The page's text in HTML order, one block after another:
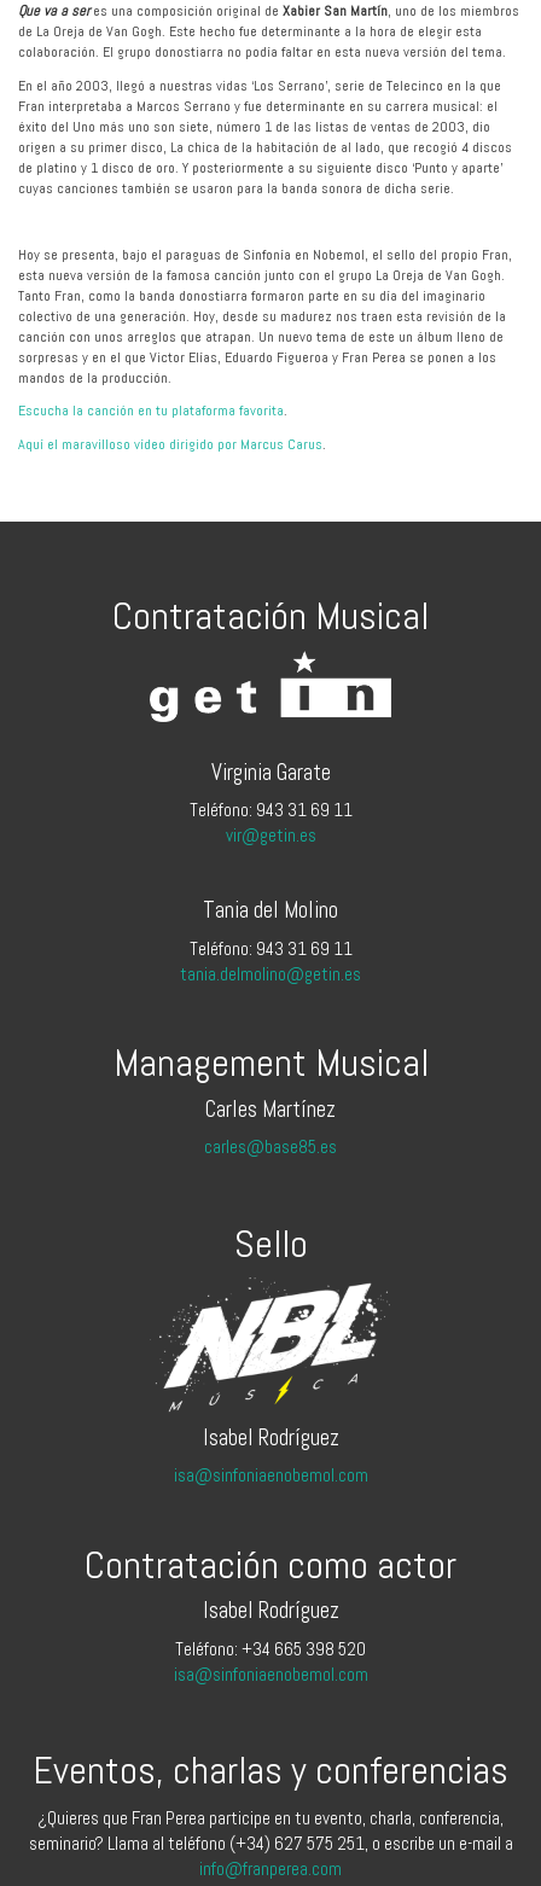
Que va a seres una composición original de Xabier San Martín, uno de los miembros
de La Oreja de Van Gogh. Este hecho fue determinante a la hora de elegir esta
colaboración. El grupo donostiarra no podía faltar en esta nueva versión del tema.
En el año 2003, llegó a nuestras vidas ‘Los Serrano’, serie de Telecinco en la que
Fran interpretaba a Marcos Serrano y fue determinante en su carrera musical: el
éxito del Uno más uno son siete, número 1 de las listas de ventas de 2003, dio
origen a su primer disco, La chica de la habitación de al lado, que recogió 4 discos
de platino y 1 disco de oro. Y posteriormente a su siguiente disco ‘Punto y aparte’
cuyas canciones también se usaron para la banda sonora de dicha serie.
Hoy se presenta, bajo el paraguas de Sinfonía en Nobemol, el sello del propio Fran,
esta nueva versión de la famosa canción junto con el grupo La Oreja de Van Gogh.
Tanto Fran, como la banda donostiarra formaron parte en su día del imaginario
colectivo de una generación. Hoy, desde su madurez nos traen esta revisión de la
canción con unos arreglos que atrapan. Un nuevo tema de este un álbum lleno de
sorpresas y en el que Victor Elías, Eduardo Figueroa y Fran Perea se ponen a los
mandos de la producción.
Escucha la canción en tu plataforma favorita.
Aquí el maravilloso vídeo dirigido por Marcus Carus.
Contratación Musical
Virginia Garate
Teléfono: 943 31 69 11
vir@getin.es
Tania del Molino
Teléfono: 943 31 69 11
tania.delmolino@getin.es
Management Musical
Carles Martínez
carles@base85.es
Sello
Isabel Rodríguez
isa@sinfoniaenobemol.com
Contratación como actor
Isabel Rodríguez
Teléfono: +34 665 398 520
isa@sinfoniaenobemol.com
Eventos, charlas y conferencias
¿Quieres que Fran Perea participe en tu evento, charla, conferencia,
seminario? Llama al teléfono (+34) 627 575 251, o escribe un e-mail a
info@franperea.com